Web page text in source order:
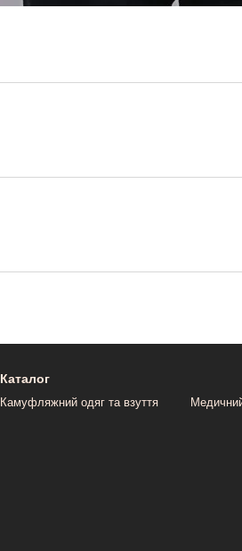
Каталог
Камуфляжний одяг та взуття